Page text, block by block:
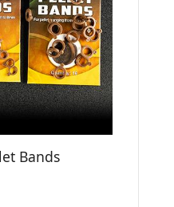
Bands